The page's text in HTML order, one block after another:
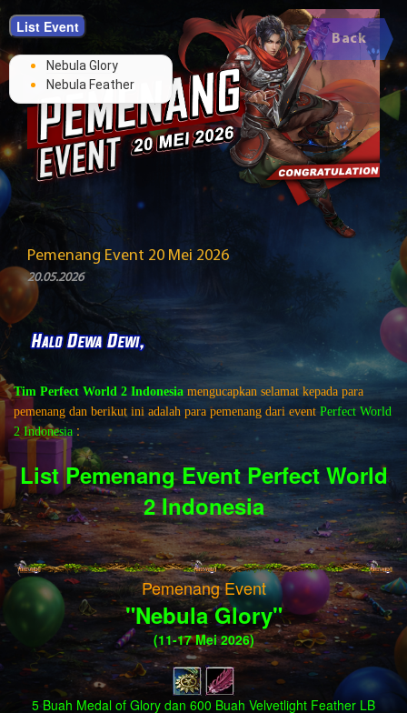
Back
Pemenang Event 20 Mei 2026
20.05.2026
List Event
Nebula Glory
Nebula Feather
Tim Perfect World 2 Indonesia mengucapkan selamat kepada para
pemenang dan berikut ini adalah para pemenang dari event Perfect World
2 Indonesia:
List Pemenang Event Perfect World
2 Indonesia
Pemenang Event
"Nebula Glory"
(11-17 Mei 2026)
5 Buah Medal of Glory dan 600 Buah Velvetlight Feather LB